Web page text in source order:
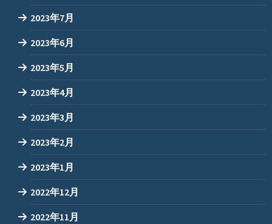
2023年7月
2023年6月
2023年5月
2023年4月
2023年3月
2023年2月
2023年1月
2022年12月
2022年11月